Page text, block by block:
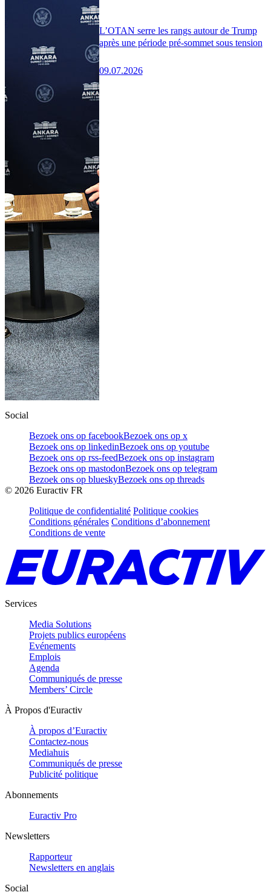
L’OTAN serre les rangs autour de Trump
après une période pré-sommet sous tension
09.07.2026
Social
Bezoek ons op facebookBezoek ons op x
Bezoek ons op linkedinBezoek ons op youtube
Bezoek ons op rss-feedBezoek ons op instagram
Bezoek ons op mastodonBezoek ons op telegram
Bezoek ons op blueskyBezoek ons op threads
© 2026 Euractiv FR
Politique de confidentialité Politique cookies
Conditions générales Conditions d’abonnement
Conditions de vente
Services
Media Solutions
Projets publics européens
Evénements
Emplois
Agenda
Communiqués de presse
Members’ Circle
À Propos d'Euractiv
À propos d’Euractiv
Contactez-nous
Mediahuis
Communiqués de presse
Publicité politique
Abonnements
Euractiv Pro
Newsletters
Rapporteur
Newsletters en anglais
Social